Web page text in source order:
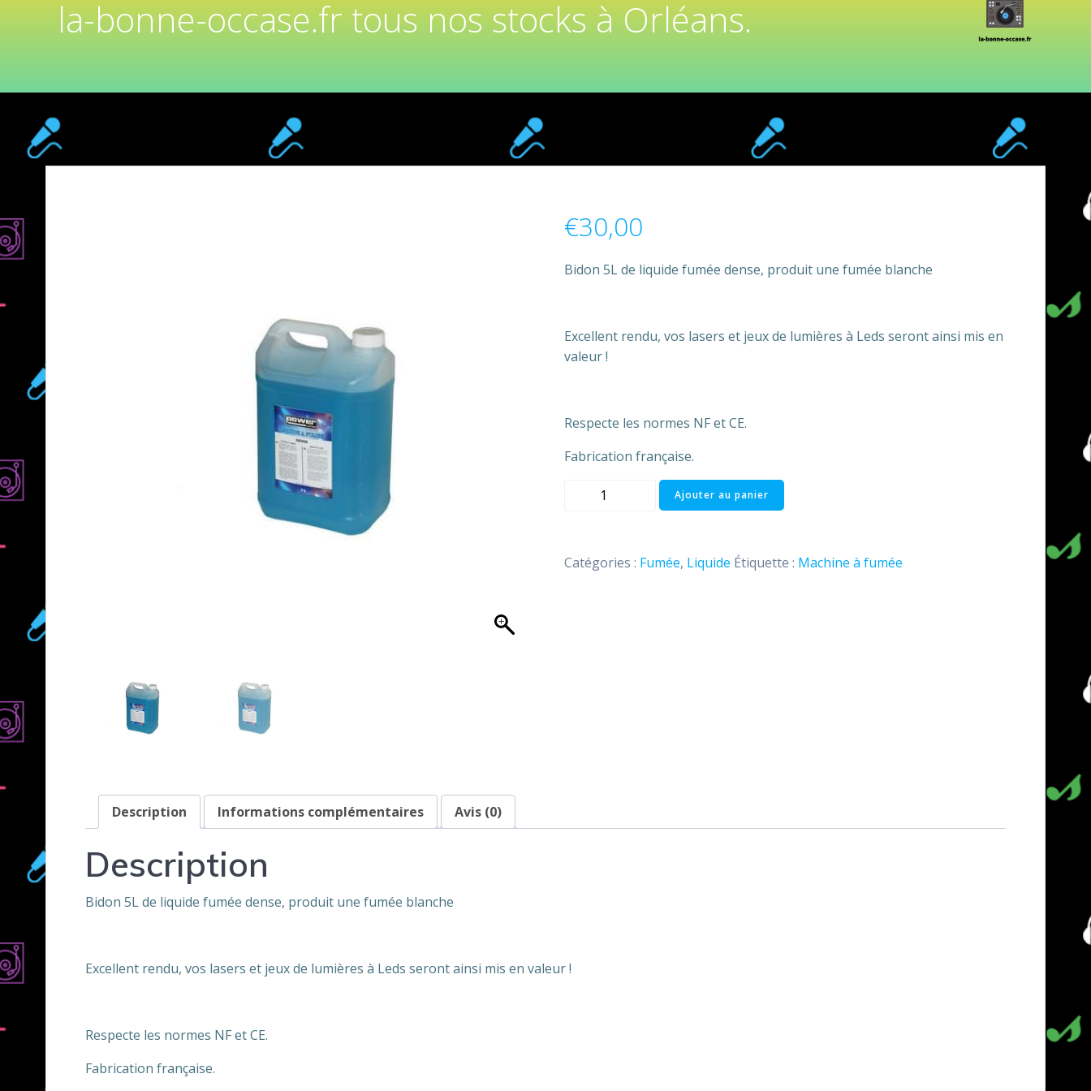
la-bonne-occase.fr tous nos stocks à Orléans.
€30,00
Bidon 5L de liquide fumée dense, produit une fumée blanche
Excellent rendu, vos lasers et jeux de lumières à Leds seront ainsi mis en
valeur !
Respecte les normes NF et CE.
Fabrication française.
quantité
DENSE
Ajouter au panier
Catégories : Fumée, Liquide Étiquette : Machine à fumée
Description Informations complémentaires Avis (0)
Description
Bidon 5L de liquide fumée dense, produit une fumée blanche
Excellent rendu, vos lasers et jeux de lumières à Leds seront ainsi mis en valeur !
Respecte les normes NF et CE.
Fabrication française.